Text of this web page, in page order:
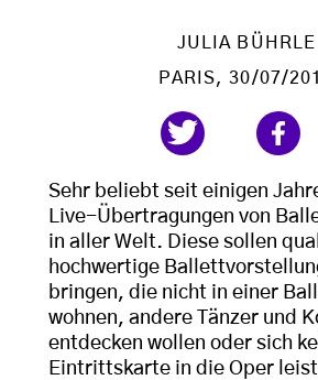
JULIA BÜHRLE
PARIS, 30/07/
Sehr beliebt seit einigen
Live-Übertragungen von
in aller Welt. Diese sollen
hochwertige
bringen, die nicht in einer
wohnen, andere Tänzer und
entdecken wollen oder sich
Eintrittskarte in die Oper